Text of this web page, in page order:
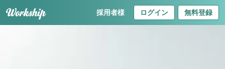
採用者様 ログイン 無料登録